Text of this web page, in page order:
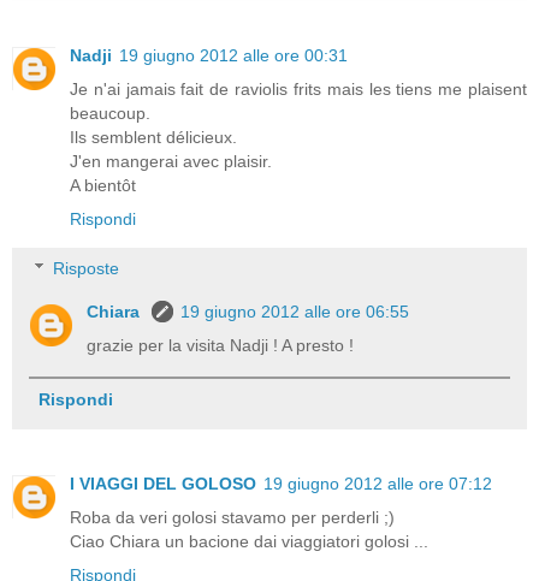
Nadji 19 giugno 2012 alle ore 00:31
Je n'ai jamais fait de raviolis frits mais les tiens me plaisent
beaucoup.
Ils semblent délicieux.
J'en mangerai avec plaisir.
A bientôt
Rispondi
Risposte
Chiara
19 giugno 2012 alle ore 06:55
grazie per la visita Nadji ! A presto !
Rispondi
I VIAGGI DEL GOLOSO 19 giugno 2012 alle ore 07:12
Roba da veri golosi stavamo per perderli ;)
Ciao Chiara un bacione dai viaggiatori golosi ...
Rispondi